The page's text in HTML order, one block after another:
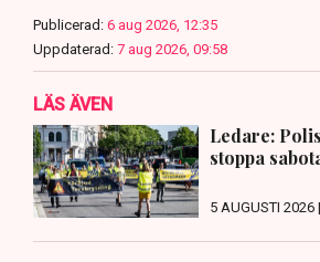
Publicerad: 6 aug 2026, 12:35
Uppdaterad: 7 aug 2026, 09:58
LÄS ÄVEN
Ledare:
stoppa
5 AUGUSTI 2026 |